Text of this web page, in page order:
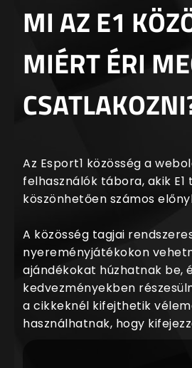
MI AZ E1
MIÉRT ÉRI
Az Esport1 közösség a
felhasználók tábora, akik E1
köszönhetően számos
A közösség tagjai
nyereményjátékokon
ajándékokat húzhatnak be,
kedvezményekben
a cikkeknél kifejthetik
használhatnak, hogy